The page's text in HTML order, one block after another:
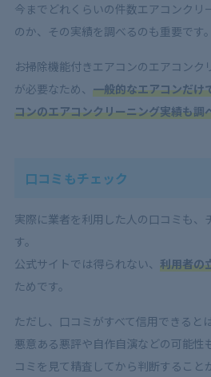
今までどれくらいの件数エアコンクリ
のか、その実績を調べるのも重要です。
お掃除機能付きエアコンのエアコンク
が必要なため、 一般的なエアコンだけ
コンのエアコンクリーニング実績も調
口コミもチェック
実際に業者を利用した人の口コミも、
す。
公式サイトでは得られない、 利用者の
ためです。
ただし、口コミがすべて信用できると
悪意ある悪評や自作自演などの可能性
コミを見て精査してから判断すること